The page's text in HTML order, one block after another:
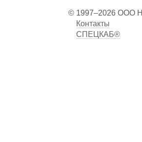
© 1997–2026 ООО
Контакты
СПЕЦКАБ®